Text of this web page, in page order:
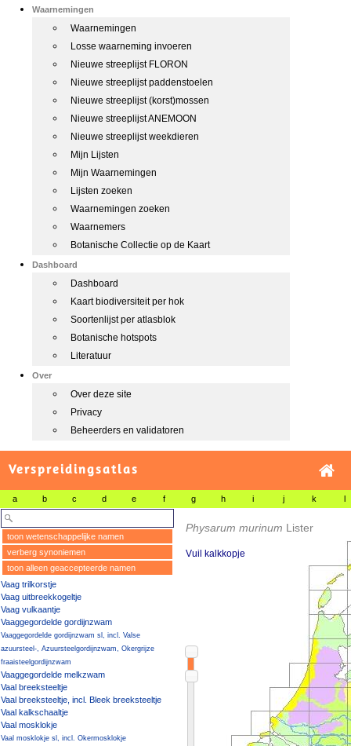
Waarnemingen
Waarnemingen
Losse waarneming invoeren
Nieuwe streeplijst FLORON
Nieuwe streeplijst paddenstoelen
Nieuwe streeplijst (korst)mossen
Nieuwe streeplijst ANEMOON
Nieuwe streeplijst weekdieren
Mijn Lijsten
Mijn Waarnemingen
Lijsten zoeken
Waarnemingen zoeken
Waarnemers
Botanische Collectie op de Kaart
Dashboard
Dashboard
Kaart biodiversiteit per hok
Soortenlijst per atlasblok
Botanische hotspots
Literatuur
Over
Over deze site
Privacy
Beheerders en validatoren
Verspreidingsatlas
a b c d e f g h i j k l
toon wetenschappelijke namen
verberg synoniemen
toon alleen geaccepteerde namen
Vaag trilkorstje
Vaag uitbreekkogeltje
Vaag vulkaantje
Vaaggegordelde gordijnzwam
Vaaggegordelde gordijnzwam sl, incl. Valse
azuursteel-, Azuursteelgordijnzwam, Okergrijze
fraaisteelgordijnzwam
Vaaggegordelde melkzwam
Vaal breeksteeltje
Vaal breeksteeltje, incl. Bleek breeksteeltje
Vaal kalkschaaltje
Vaal mosklokje
Vaal mosklokje sl, incl. Okermosklokje
Physarum murinum Lister
Vuil kalkkopje